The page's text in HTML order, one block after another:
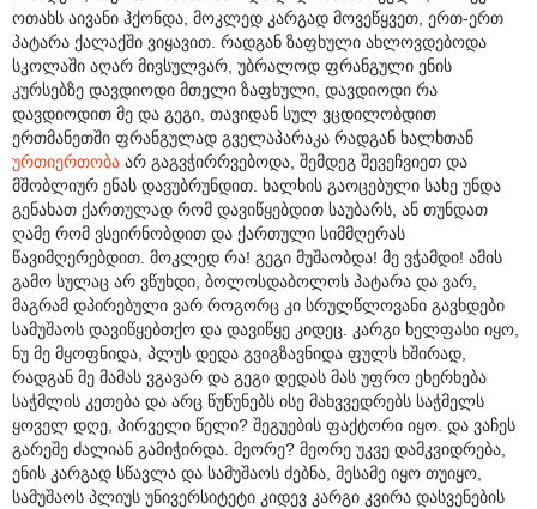
ოთახს აივანი ჰქონდა, მოკლედ კარგად მოვეწყვეთ, ერთ-ერთ
პატარა ქალაქში ვიყავით. რადგან ზაფხული ახლოვდებოდა
სკოლაში აღარ მივსულვარ, უბრალოდ ფრანგული ენის
კურსებზე დავდიოდი მთელი ზაფხული, დავდიოდი რა
დავდიოდით მე და გეგი, თავიდან სულ ვცდილობდით
ერთმანეთში ფრანგულად გველაპარაკა რადგან ხალხთან
ურთიერთობა არ გაგვჭირრვებოდა, შემდეგ შევეჩვიეთ და
მშობლიურ ენას დავუბრუნდით. ხალხის გაოცებული სახე უნდა
გენახათ ქართულად რომ დავიწყებდით საუბარს, ან თუნდათ
ღამე რომ ვსეირნობდით და ქართული სიმმღერას
წავიმღერებდით. მოკლედ რა! გეგი მუშაობდა! მე ვჭამდი! ამის
გამო სულაც არ ვწუხდი, ბოლოსდაბოლოს პატარა და ვარ,
მაგრამ დპირებული ვარ როგორც კი სრულწლოვანი გავხდები
სამუშაოს დავიწყებთქო და დავიწყე კიდეც. კარგი ხელფასი იყო,
ნუ მე მყოფნიდა, პლუს დედა გვიგზავნიდა ფულს ხშირად,
რადგან მე მამას ვგავარ და გეგი დედას მას უფრო ეხერხება
საჭმლის კეთება და არც წუწუნებს ისე მახვვედრებს საჭმელს
ყოველ დღე, პირველი წელი? შეგუების ფაქტორი იყო. და ვაჩეს
გარეშე ძალიან გამიჭირდა. მეორე? მეორე უკვე დამკვიდრება,
ენის კარგად სწავლა და სამუშაოს ძებნა, მესამე იყო თუიყო,
სამუშაოს პლიუს უნივერსიტეტი კიდევ კარგი კვირა დასვენების